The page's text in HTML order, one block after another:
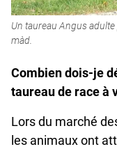
Un taureau Angus
màd.
Combien dois-je
taureau de race à
Lors du marché
les animaux ont